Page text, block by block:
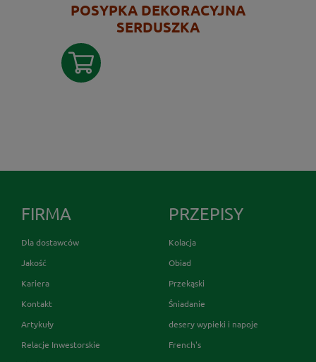
POSYPKA DEKORACYJNA
SERDUSZKA
FIRMA
Dla dostawców
Jakość
Kariera
Kontakt
Artykuły
Relacje Inwestorskie
PRZEPISY
Kolacja
Obiad
Przekąski
Śniadanie
desery wypieki i napoje
French's